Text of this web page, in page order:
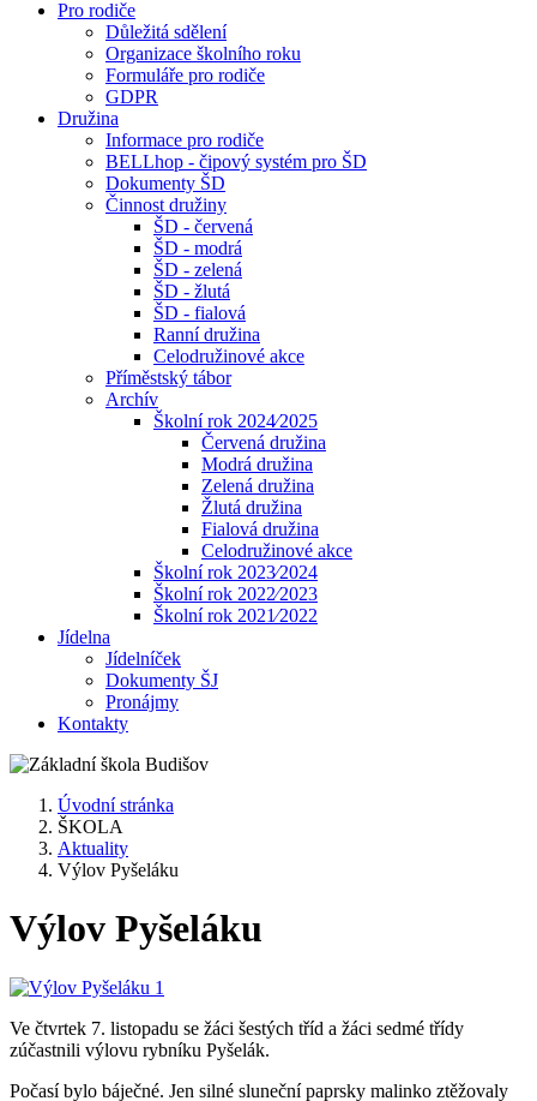
Pro rodiče
Důležitá sdělení
Organizace školního roku
Formuláře pro rodiče
GDPR
Družina
Informace pro rodiče
BELLhop - čipový systém pro ŠD
Dokumenty ŠD
Činnost družiny
ŠD - červená
ŠD - modrá
ŠD - zelená
ŠD - žlutá
ŠD - fialová
Ranní družina
Celodružinové akce
Příměstský tábor
Archív
Školní rok 2024⁄2025
Červená družina
Modrá družina
Zelená družina
Žlutá družina
Fialová družina
Celodružinové akce
Školní rok 2023⁄2024
Školní rok 2022⁄2023
Školní rok 2021⁄2022
Jídelna
Jídelníček
Dokumenty ŠJ
Pronájmy
Kontakty
Úvodní stránka
ŠKOLA
Aktuality
Výlov Pyšeláku
Výlov Pyšeláku
Ve čtvrtek 7. listopadu se žáci šestých tříd a žáci sedmé třídy
zúčastnili výlovu rybníku Pyšelák.
Počasí bylo báječné. Jen silné sluneční paprsky malinko ztěžovaly